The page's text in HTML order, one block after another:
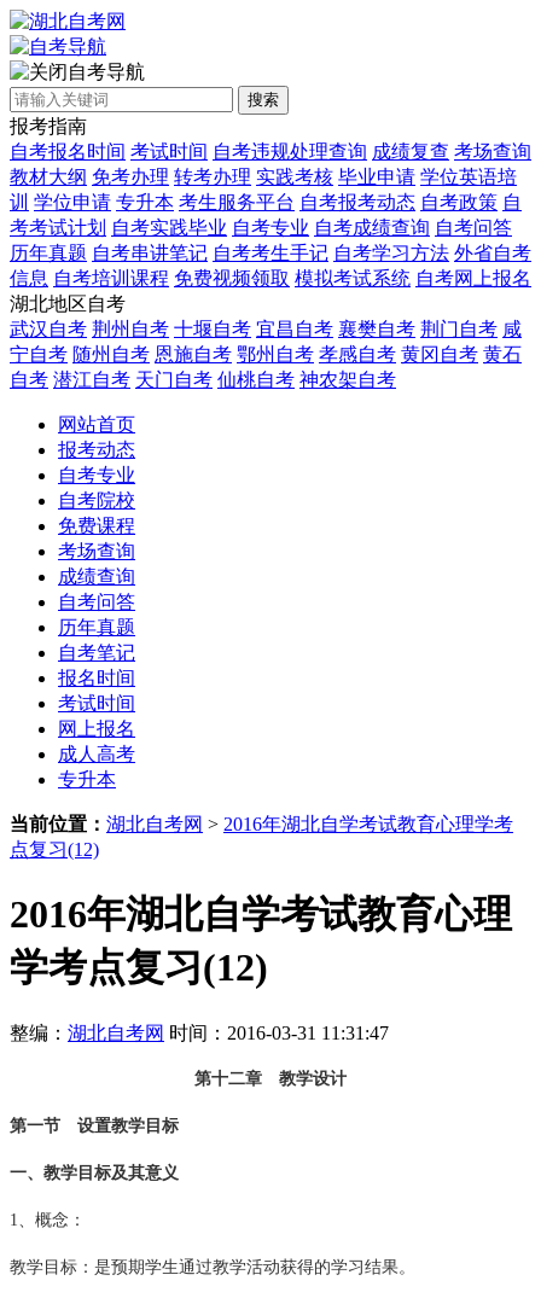
自考导航
搜索
报考指南
自考报名时间 考试时间 自考违规处理查询 成绩复查 考场查询
教材大纲 免考办理 转考办理 实践考核 毕业申请 学位英语培
训 学位申请 专升本 考生服务平台 自考报考动态 自考政策 自
考考试计划 自考实践毕业 自考专业 自考成绩查询 自考问答
历年真题 自考串讲笔记 自考考生手记 自考学习方法 外省自考
信息 自考培训课程 免费视频领取 模拟考试系统 自考网上报名
湖北地区自考
武汉自考 荆州自考 十堰自考 宜昌自考 襄樊自考 荆门自考 咸
宁自考 随州自考 恩施自考 鄂州自考 孝感自考 黄冈自考 黄石
自考 潜江自考 天门自考 仙桃自考 神农架自考
网站首页
报考动态
自考专业
自考院校
免费课程
考场查询
成绩查询
自考问答
历年真题
自考笔记
报名时间
考试时间
网上报名
成人高考
专升本
当前位置： 湖北自考网 > 2016年湖北自学考试教育心理学考
点复习(12)
2016年湖北自学考试教育心理
学考点复习(12)
整编： 湖北自考网 时间：2016-03-31 11:31:47
第十二章 教学设计
第一节 设置教学目标
一、教学目标及其意义
1、概念：
教学目标：是预期学生通过教学活动获得的学习结果。